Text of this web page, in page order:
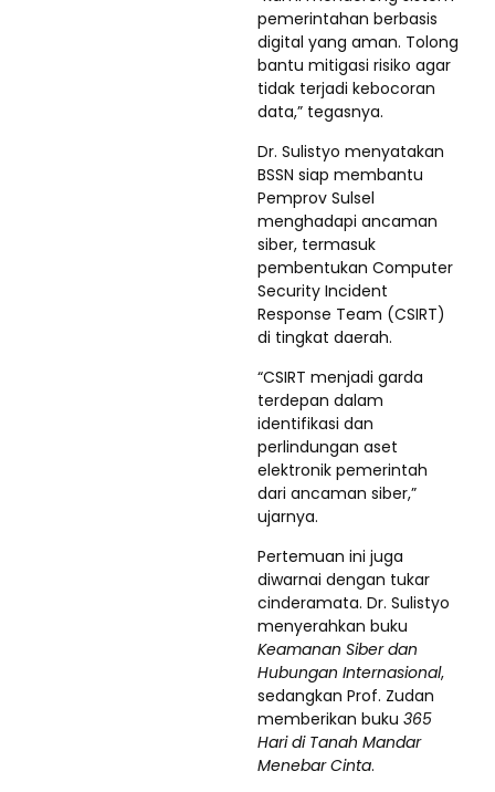
pemerintahan berbasis
digital yang aman. Tolong
bantu mitigasi risiko agar
tidak terjadi kebocoran
data,” tegasnya.
Dr. Sulistyo menyatakan
BSSN siap membantu
Pemprov Sulsel
menghadapi ancaman
siber, termasuk
pembentukan Computer
Security Incident
Response Team (CSIRT)
di tingkat daerah.
“CSIRT menjadi garda
terdepan dalam
identifikasi dan
perlindungan aset
elektronik pemerintah
dari ancaman siber,”
ujarnya.
Pertemuan ini juga
diwarnai dengan tukar
cinderamata. Dr. Sulistyo
menyerahkan buku
Keamanan Siber dan
Hubungan Internasional,
sedangkan Prof. Zudan
memberikan buku 365
Hari di Tanah Mandar
Menebar Cinta.